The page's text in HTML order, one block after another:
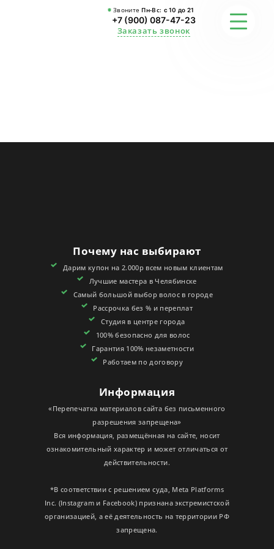
Звоните Пн-Вс: с 10 до 21
+7 (900) 087-47-23
Заказать звонок
КОНТАКТЫ
СЕРТИФИКАТЫ
Почему нас выбирают
Дарим купон на 2.000р всем новым клиентам
Лучшие мастера в Челябинске
Самый большой выбор волос в городе
Рассрочка без % и переплат
Студия в центре города
100% безопасно для волос
Гарантия 100% незаметности
Работаем по договору
Информация
«Перепечатка материалов сайта без письменного
разрешения запрещена»
Вся информация, размещённая на сайте, носит
ознакомительный характер и может отличаться от
действительности.
*В соответствии с решением суда, Meta Platforms
Inc. (Instagram и Facebook) признана экстремистской
организацией, а её деятельность на территории РФ
запрещена.